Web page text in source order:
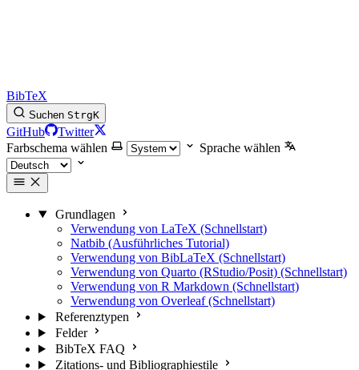
BibTeX
Suchen StrgK
GitHub
Twitter
Farbschema wählen
Sprache wählen
Grundlagen
Verwendung von LaTeX (Schnellstart)
Natbib (Ausführliches Tutorial)
Verwendung von BibLaTeX (Schnellstart)
Verwendung von Quarto (RStudio/Posit) (Schnellstart)
Verwendung von R Markdown (Schnellstart)
Verwendung von Overleaf (Schnellstart)
Referenztypen
Felder
BibTeX FAQ
Zitations- und Bibliographiestile